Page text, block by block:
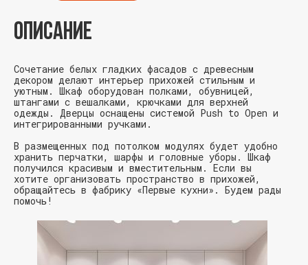
ОПИСАНИЕ
Сочетание белых гладких фасадов с древесным
декором делают интерьер прихожей стильным и
уютным. Шкаф оборудован полками, обувницей,
штангами с вешалками, крючками для верхней
одежды. Дверцы оснащены системой Push to Open и
интегрированными ручками.
В размещенных под потолком модулях будет удобно
хранить перчатки, шарфы и головные уборы. Шкаф
получился красивым и вместительным. Если вы
хотите организовать пространство в прихожей,
обращайтесь в фабрику «Первые кухни». Будем рады
помочь!